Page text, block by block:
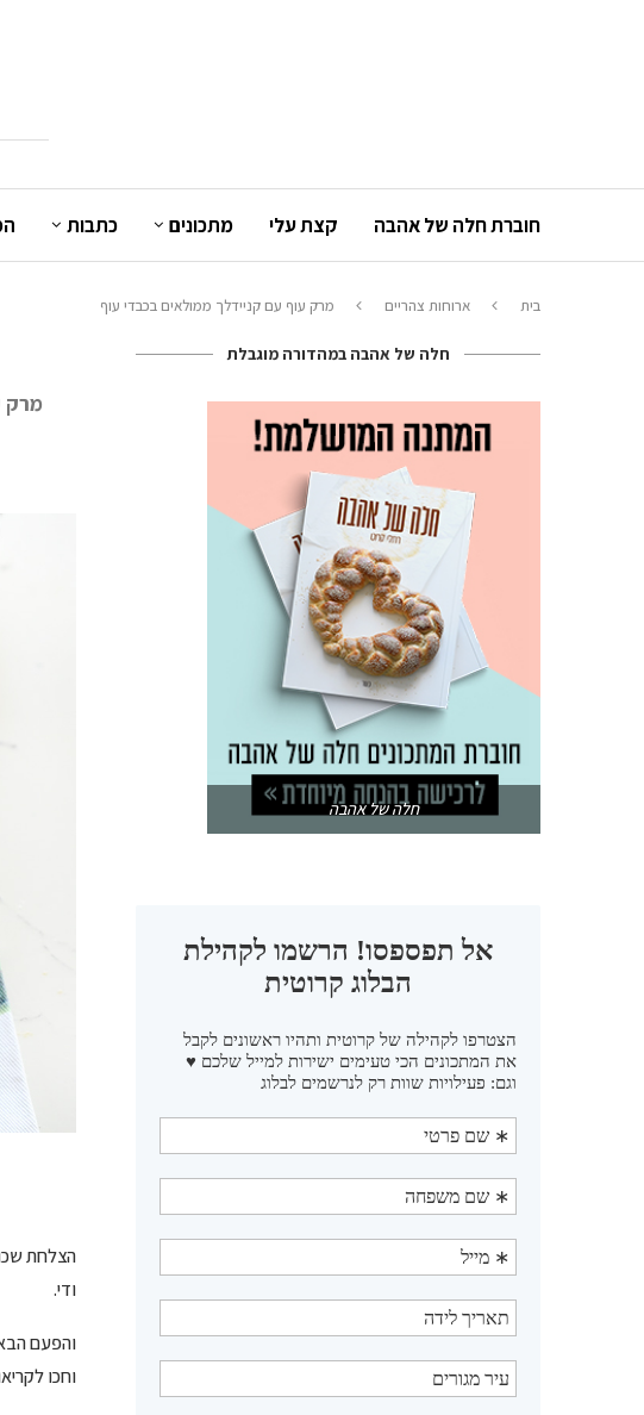
חוברת חלה של אהבה קצת עלי מתכונים כתבות
בית ארוחות צהריים מרק עוף עם קניידלך ממולאים בכבדי עוף
מרק
הצלחת
ודי.
והפעם
וחכו
חלה של אהבה במהדורה מוגבלת
חלה של אהבה